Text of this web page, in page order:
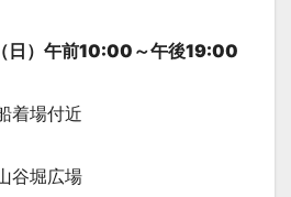
） 午前10:00～午後19:00
着場付近
谷堀広場